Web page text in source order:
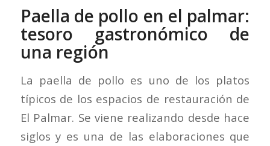
Paella de pollo en el palmar:
tesoro gastronómico de
una región
La paella de pollo es uno de los platos
típicos de los espacios de restauración de
El Palmar. Se viene realizando desde hace
siglos y es una de las elaboraciones que